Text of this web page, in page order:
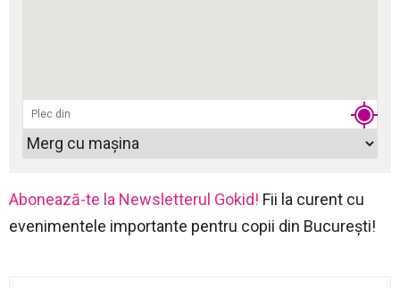
Abonează-te la Newsletterul Gokid! Fii la curent cu
evenimentele importante pentru copii din București!